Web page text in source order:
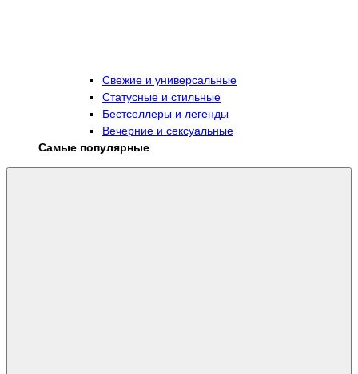
Свежие и универсальные
Статусные и стильные
Бестселлеры и легенды
Вечерние и сексуальные
Самые популярные